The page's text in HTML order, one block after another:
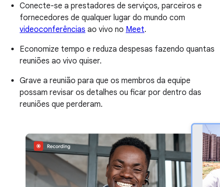
Conecte-se a prestadores de serviços, parceiros e
fornecedores de qualquer lugar do mundo com
videoconferências ao vivo no Meet.
Economize tempo e reduza despesas fazendo quantas
reuniões ao vivo quiser.
Grave a reunião para que os membros da equipe
possam revisar os detalhes ou ficar por dentro das
reuniões que perderam.